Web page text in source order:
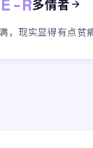
多情者
，现实显得有点贫